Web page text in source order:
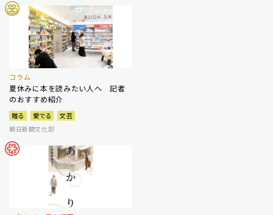
コラム
夏休みに本を読みたい人へ 記者
のおすすめ紹介
贈る 愛でる
文芸
朝日新聞文化部